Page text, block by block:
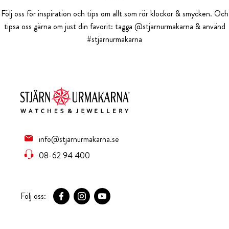
Följ oss för inspiration och tips om allt som rör klockor & smycken. Och
tipsa oss gärna om just din favorit: tagga @stjarnurmakarna & använd
#stjarnurmakarna
info@stjarnurmakarna.se
08-62 94 400
Följ oss: